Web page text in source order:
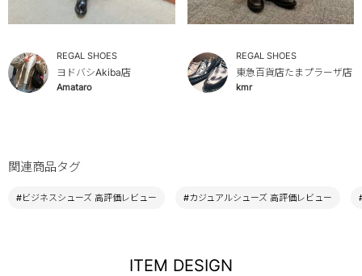
REGAL SHOES
ヨドバシAkiba店
Amataro
REGAL SHOES
東急百貨店たまプラーザ店
kmr
関連商品タグ
#ビジネスシューズ 高評価レビュー #カジュアルシューズ 高評価レビュー
ITEM DESIGN